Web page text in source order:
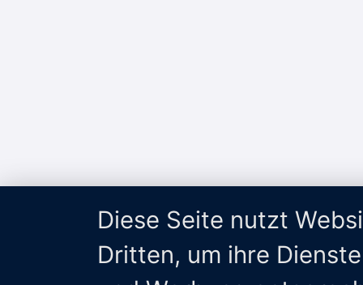
Diese Seite nutzt
Dritten, um ihre